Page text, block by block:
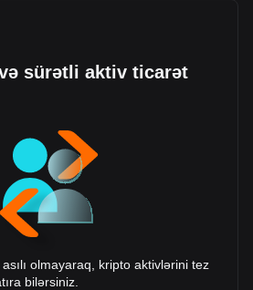
sürətli aktiv ticarət
olmayaraq, kripto aktivlərini tez
bilərsiniz.